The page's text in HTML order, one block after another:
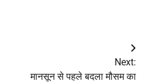
Next:
मानसून से पहले बदला मौसम का